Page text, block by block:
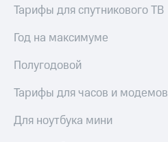
Тарифы для спутникового ТВ
Год на максимуме
Полугодовой
Тарифы для часов и модемов
Для ноутбука мини